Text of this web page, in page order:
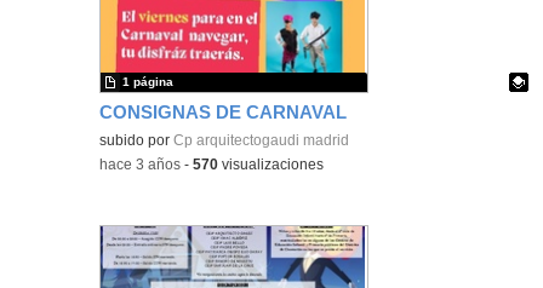
CONSIGNAS DE CARNAVAL
Contenido educativo.
subido porCp arquitectogaudi madrid
1 página
-hace 3 años -570 visualizaciones